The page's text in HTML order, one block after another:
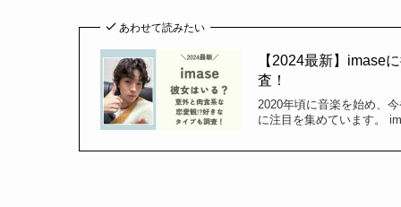
あわせて読みたい
【2024最新】imase
査！
2020年頃に音楽を始め、
に注目を集めています。